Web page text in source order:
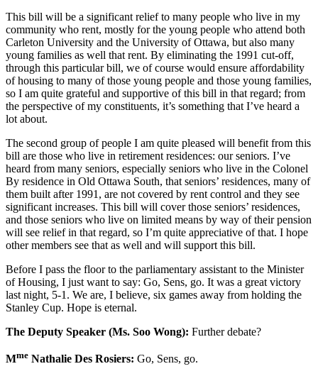
This bill will be a significant relief to many people who live in my
community who rent, mostly for the young people who attend both
Carleton University and the University of Ottawa, but also many
young families as well that rent. By eliminating the 1991 cut-off,
through this particular bill, we of course would ensure affordability
of housing to many of those young people and those young families,
so I am quite grateful and supportive of this bill in that regard; from
the perspective of my constituents, it’s something that I’ve heard a
lot about.
The second group of people I am quite pleased will benefit from this
bill are those who live in retirement residences: our seniors. I’ve
heard from many seniors, especially seniors who live in the Colonel
By residence in Old Ottawa South, that seniors’ residences, many of
them built after 1991, are not covered by rent control and they see
significant increases. This bill will cover those seniors’ residences,
and those seniors who live on limited means by way of their pension
will see relief in that regard, so I’m quite appreciative of that. I hope
other members see that as well and will support this bill.
Before I pass the floor to the parliamentary assistant to the Minister
of Housing, I just want to say: Go, Sens, go. It was a great victory
last night, 5-1. We are, I believe, six games away from holding the
Stanley Cup. Hope is eternal.
The Deputy Speaker (Ms. Soo Wong): Further debate?
Mme Nathalie Des Rosiers: Go, Sens, go.